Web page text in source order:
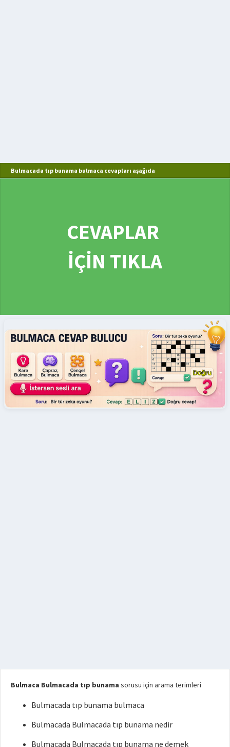
Bulmacada tıp bunama bulmaca cevapları aşağıda
CEVAPLAR
İÇİN TIKLA
Bulmaca Bulmacada tıp bunama sorusu için arama terimleri
Bulmacada tıp bunama bulmaca
Bulmacada Bulmacada tıp bunama nedir
Bulmacada Bulmacada tıp bunama ne demek